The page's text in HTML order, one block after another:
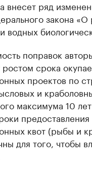
внесет ряд
закона «О
водных
поправок
срока
проектов по
и
максимума 10
предоставления
квот (рыбы и
для того, чтобы